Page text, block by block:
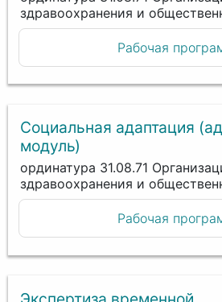
здравоохранения и
Рабочая
Социальная адаптация
модуль)
ординатура 31.08.71
здравоохранения и
Рабочая